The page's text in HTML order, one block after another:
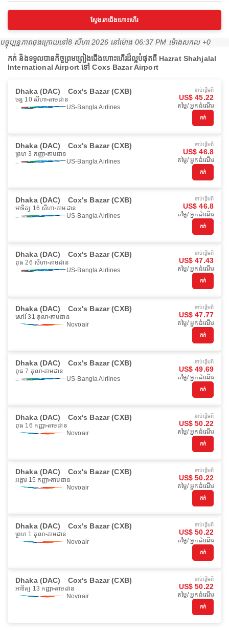
ស្វែងរកជើងហោះហើរ
បច្ចុប្បន្នភាពចុងក្រោយនៅ8 សីហា 2026 នៅ​ម៉ោង 06:37 PM ម៉ោង​សកល +0
កក់ និងទទួលបានកិច្ចព្រមព្រៀងជើងហោះហើរដ៏ល្អបំផុតពី Hazrat Shahjalal
International Airport ទៅ Coxs Bazar Airport
Dhaka (DAC) Cox's Bazar (CXB)
ចន្ទ 10 សីហា តាមដាន
US-Bangla Airlines
ចាប់ផ្ដើមពី
US$ 45.22
តម្លៃ/ អ្នកដំណើរ
កក់
Dhaka (DAC) Cox's Bazar (CXB)
ព្រហ 3 កញ្ញា តាមដាន
US-Bangla Airlines
ចាប់ផ្ដើមពី
US$ 46.8
តម្លៃ/ អ្នកដំណើរ
កក់
Dhaka (DAC) Cox's Bazar (CXB)
អាទិត្យ 16 សីហា តាមដាន
US-Bangla Airlines
ចាប់ផ្ដើមពី
US$ 46.8
តម្លៃ/ អ្នកដំណើរ
កក់
Dhaka (DAC) Cox's Bazar (CXB)
ពុធ 26 សីហា តាមដាន
US-Bangla Airlines
ចាប់ផ្ដើមពី
US$ 47.43
តម្លៃ/ អ្នកដំណើរ
កក់
Dhaka (DAC) Cox's Bazar (CXB)
សៅរ៍ 31 តុលា តាមដាន
Novoair
ចាប់ផ្ដើមពី
US$ 47.77
តម្លៃ/ អ្នកដំណើរ
កក់
Dhaka (DAC) Cox's Bazar (CXB)
ពុធ 7 តុលា តាមដាន
US-Bangla Airlines
ចាប់ផ្ដើមពី
US$ 49.69
តម្លៃ/ អ្នកដំណើរ
កក់
Dhaka (DAC) Cox's Bazar (CXB)
ពុធ 16 កញ្ញា តាមដាន
Novoair
ចាប់ផ្ដើមពី
US$ 50.22
តម្លៃ/ អ្នកដំណើរ
កក់
Dhaka (DAC) Cox's Bazar (CXB)
អង្គារ 15 កញ្ញា តាមដាន
Novoair
ចាប់ផ្ដើមពី
US$ 50.22
តម្លៃ/ អ្នកដំណើរ
កក់
Dhaka (DAC) Cox's Bazar (CXB)
ព្រហ 1 តុលា តាមដាន
Novoair
ចាប់ផ្ដើមពី
US$ 50.22
តម្លៃ/ អ្នកដំណើរ
កក់
Dhaka (DAC) Cox's Bazar (CXB)
អាទិត្យ 13 កញ្ញា តាមដាន
Novoair
ចាប់ផ្ដើមពី
US$ 50.22
តម្លៃ/ អ្នកដំណើរ
កក់